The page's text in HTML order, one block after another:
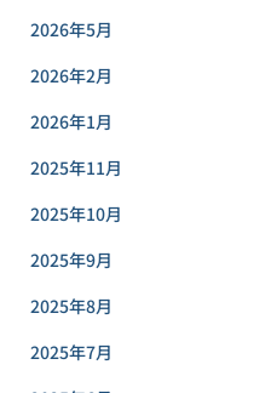
2026年5月
2026年2月
2026年1月
2025年11月
2025年10月
2025年9月
2025年8月
2025年7月